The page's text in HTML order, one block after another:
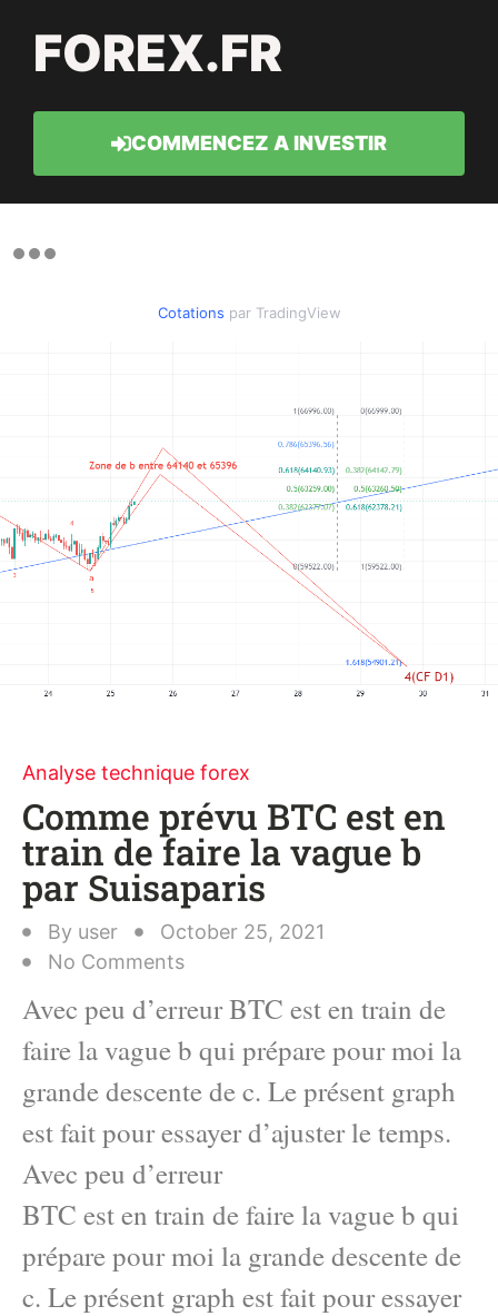
FOREX.FR
COMMENCEZ A INVESTIR
Cotations par TradingView
Analyse technique forex
Comme prévu BTC est en
train de faire la vague b
par Suisaparis
By user
October 25, 2021
No Comments
Avec peu d’erreur BTC est en train de
faire la vague b qui prépare pour moi la
grande descente de c. Le présent graph
est fait pour essayer d’ajuster le temps.
Avec peu d’erreur
BTC est en train de faire la vague b qui
prépare pour moi la grande descente de
c. Le présent graph est fait pour essayer